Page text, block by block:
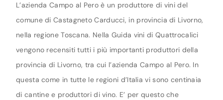
L’azienda Campo al Pero è un produttore di vini del
comune di Castagneto Carducci, in provincia di Livorno,
nella regione Toscana. Nella Guida vini di Quattrocalici
vengono recensiti tutti i più importanti produttori della
provincia di Livorno, tra cui l’azienda Campo al Pero. In
questa come in tutte le regioni d’Italia vi sono centinaia
di cantine e produttori di vino. E’ per questo che